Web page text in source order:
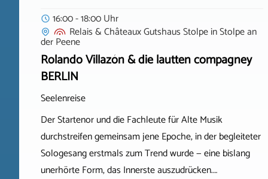
16:00 - 18:00 Uhr
Relais & Châteaux Gutshaus StolpeinStolpe an
der Peene
Rolando Villazón & die lautten compagney
BERLIN
Seelenreise
Der Startenor und die Fachleute für Alte Musik
durchstreifen gemeinsam jene Epoche, in der begleiteter
Sologesang erstmals zum Trend wurde — eine bislang
unerhörte Form, das Innerste auszudrücken.…